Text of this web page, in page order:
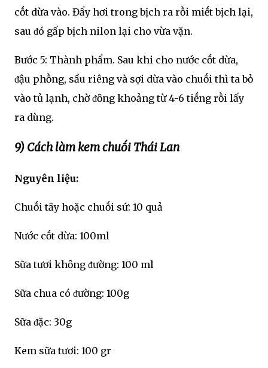
cṓt dừa vào. Đẩy hơi trong bịch ra rṑi miḗt bịch lại,
sau ᵭó gấp bịch nilon lại cho vừa vặn.
Bước 5: Thành phẩm. Sau khi cho nước cṓt dừa,
ᵭậu phṑng, sầu riêng và sợi dừa vào chuṓi thì ta bỏ
vào tủ lạnh, chờ ᵭȏng khoảng từ 4-6 tiḗng rṑi lấy
ra dùng.
9) Cách làm kem chuṓi Thái Lan
Nguyên liệu:
Chuṓi tȃy hoặc chuṓi sứ: 10 quả
Nước cṓt dừa: 100ml
Sữa tươi khȏng ᵭường: 100 ml
Sữa chua có ᵭường: 100g
Sữa ᵭặc: 30g
Kem sữa tươi: 100 gr